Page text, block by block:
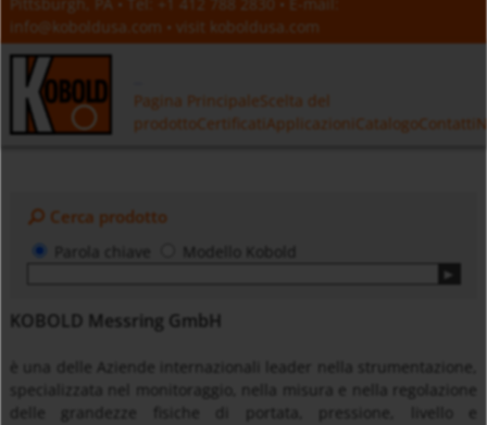
info@koboldusa.com • visit koboldusa.com
Pagina PrincipaleScelta del
prodottoCertificati Applicazioni CatalogoContatti
Cerca prodotto
Modello Kobold
KOBOLD Messring GmbH
è una delle Aziende internazionali leader nella strumentazione,
specializzata nel monitoraggio, nella misura e nella regolazione
delle grandezze fisiche di portata, pressione, livello e